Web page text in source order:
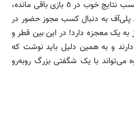
شانس را برای خود قایل هستند با کسب نتایج خوب در ٥ بازی باقی مانده،
پلی‌آف به دنبال کسب مجوز حضور در
به یک معجزه دارد! در این بین قطر و
و به همین دلیل باید نوشت که
می‌تواند با یک شگفتی بزرگ رو‌به‌رو